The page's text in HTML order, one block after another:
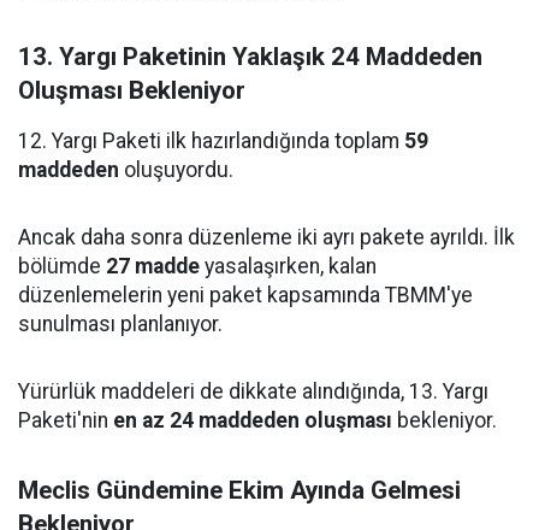
13. Yargı Paketinin Yaklaşık 24 Maddeden
Oluşması Bekleniyor
12. Yargı Paketi ilk hazırlandığında toplam 59
maddeden oluşuyordu.
Ancak daha sonra düzenleme iki ayrı pakete ayrıldı. İlk
bölümde 27 madde yasalaşırken, kalan
düzenlemelerin yeni paket kapsamında TBMM'ye
sunulması planlanıyor.
Yürürlük maddeleri de dikkate alındığında, 13. Yargı
Paketi'nin en az 24 maddeden oluşması bekleniyor.
Meclis Gündemine Ekim Ayında Gelmesi
Bekleniyor